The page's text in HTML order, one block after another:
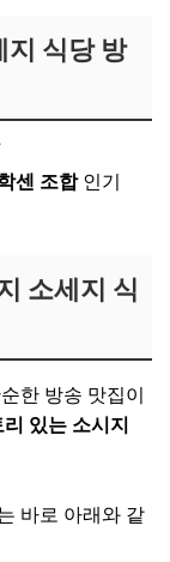
지 식당 방
센 조합인기
소세지 식
한 방송 맛집이
리 있는 소시지
바로 아래와 같